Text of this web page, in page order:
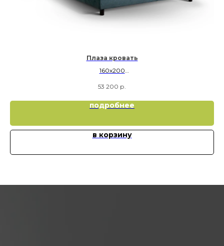
Плаза кровать
160х200
200х200
53 200 р.
подробнее
в корзину